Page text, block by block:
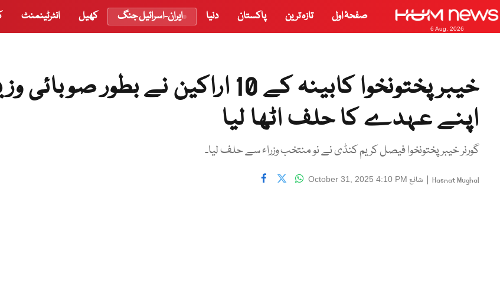
6 Aug, 2026
صفحۂ اول تازہ ترین پاکستان دنیا ایران-اسرائیل جنگ کھیل انٹرٹینمنٹ
خیبرپختونخوا کابینہ کے 10 اراکین نے بطور صوبائی
اپنے عہدے کا حلف اٹھا لیا
گورنر خیبر پختونخوا فیصل کریم کنڈی نے نو منتخب وزراء سے حلف لیا۔
Hasnat Mughal
| شائع October 31, 2025 4:10 PM